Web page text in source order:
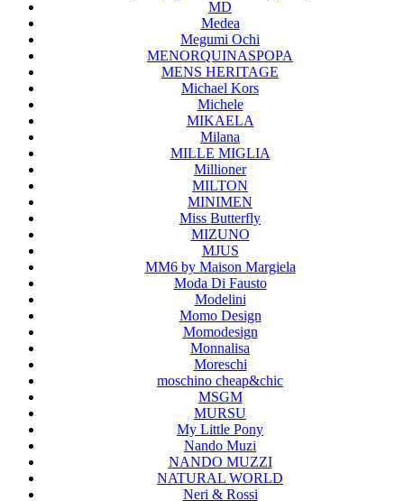
MD
Medea
Megumi Ochi
MENORQUINASPOPA
MENS HERITAGE
Michael Kors
Michele
MIKAELA
Milana
MILLE MIGLIA
Millioner
MILTON
MINIMEN
Miss Butterfly
MIZUNO
MJUS
MM6 by Maison Margiela
Moda Di Fausto
Modelini
Momo Design
Momodesign
Monnalisa
Moreschi
moschino cheap&chic
MSGM
MURSU
My Little Pony
Nando Muzi
NANDO MUZZI
NATURAL WORLD
Neri & Rossi